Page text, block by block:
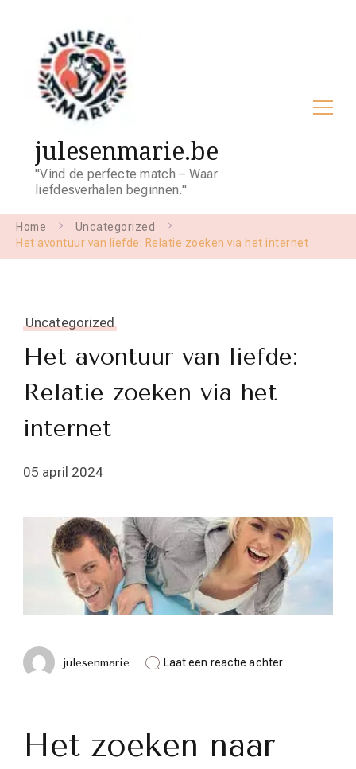
julesenmarie.be
"Vind de perfecte match – Waar
liefdesverhalen beginnen."
Home
Uncategorized
Het avontuur van liefde: Relatie zoeken via het internet
Uncategorized
Het avontuur van liefde:
Relatie zoeken via het
internet
05 april 2024
julesenmarie Laat een reactie achterop
Het zoeken naar